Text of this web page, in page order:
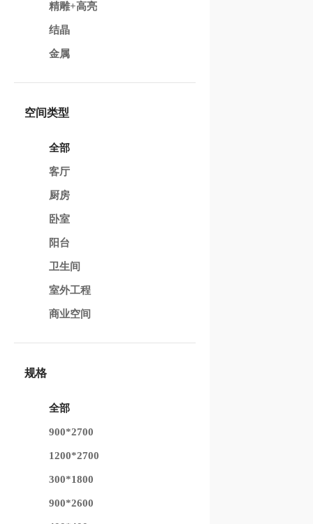
精雕+高亮
结晶
金属
空间类型
全部
客厅
厨房
卧室
阳台
卫生间
室外工程
商业空间
规格
全部
900*2700
1200*2700
300*1800
900*2600